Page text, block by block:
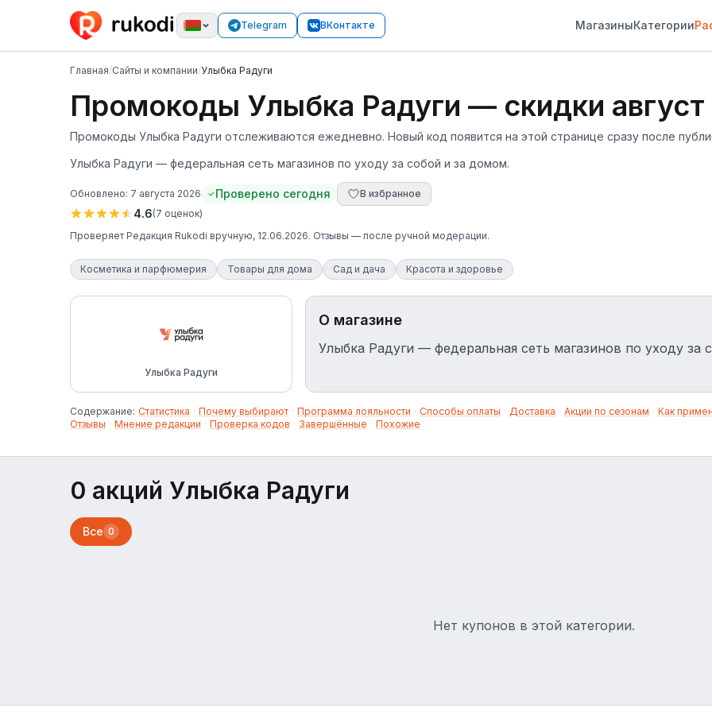
Telegram ВКонтакте МагазиныКатегории
Главная/Сайты и компании/Улыбка Радуги
Промокоды Улыбка Радуги — скидки
Промокоды Улыбка Радуги отслеживаются ежедневно. Новый код появится на этой странице сразу после
Улыбка Радуги — федеральная сеть магазинов по уходу за собой и за домом.
Обновлено: 7 августа 2026 Проверено сегодня В избранное
4.6(7 оценок)
Проверяет Редакция Rukodi вручную, 12.06.2026. Отзывы — после ручной модерации.
Косметика и парфюмерия Товары для дома Сад и дача Красота и здоровье
Улыбка Радуги
О магазине
Улыбка Радуги — федеральная сеть магазинов по уходу за
Содержание: Статистика · Почему выбирают · Программа лояльности · Способы оплаты · Доставка · Акции по сезонам · Как
Отзывы · Мнение редакции · Проверка кодов · Завершённые · Похожие
0 акций Улыбка Радуги
Все 0
Нет купонов в этой категории.